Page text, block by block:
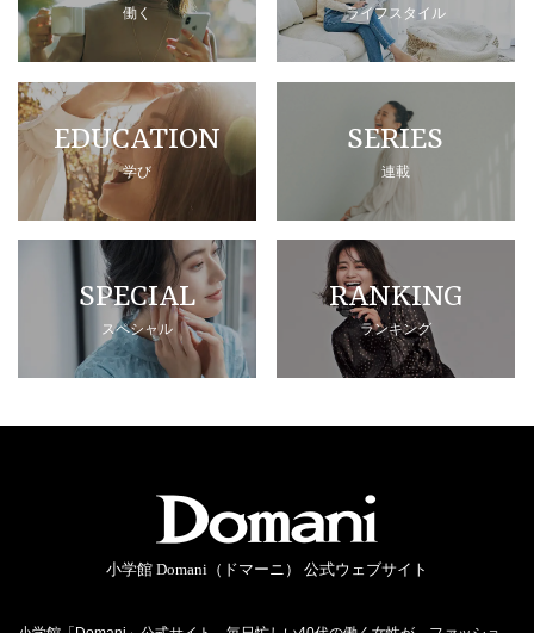
働く ライフスタイル
EDUCATION
学び
SERIES
連載
SPECIAL
スペシャル
RANKING
ランキング
小学館 Domani（ドマーニ） 公式ウェブサイト